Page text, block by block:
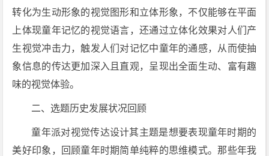
转化为生动形象的视觉图形和立体形象，不仅能够在平面
上体现童年记忆的视觉语言，还通过立体化效果对人们产
生视觉冲击力，触发人们对记忆中童年的通感，从而使抽
象信息的传达更加深入且直观，呈现出全面生动、富有趣
味的视觉体验。
二、选题历史发展状况回顾
童年派对视觉传达设计其主题是想要表现童年时期的
美好印象，回顾童年时期简单纯粹的思维模式。那些年我